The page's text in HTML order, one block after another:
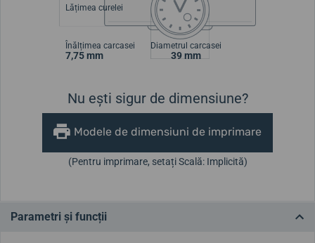
Lățimea curelei
Înălțimea carcasei
7,75 mm
Diametrul carcasei
39 mm
Nu ești sigur de dimensiune?
Modele de dimensiuni de imprimare
(Pentru imprimare, setați Scală: Implicită)
Parametri și funcții